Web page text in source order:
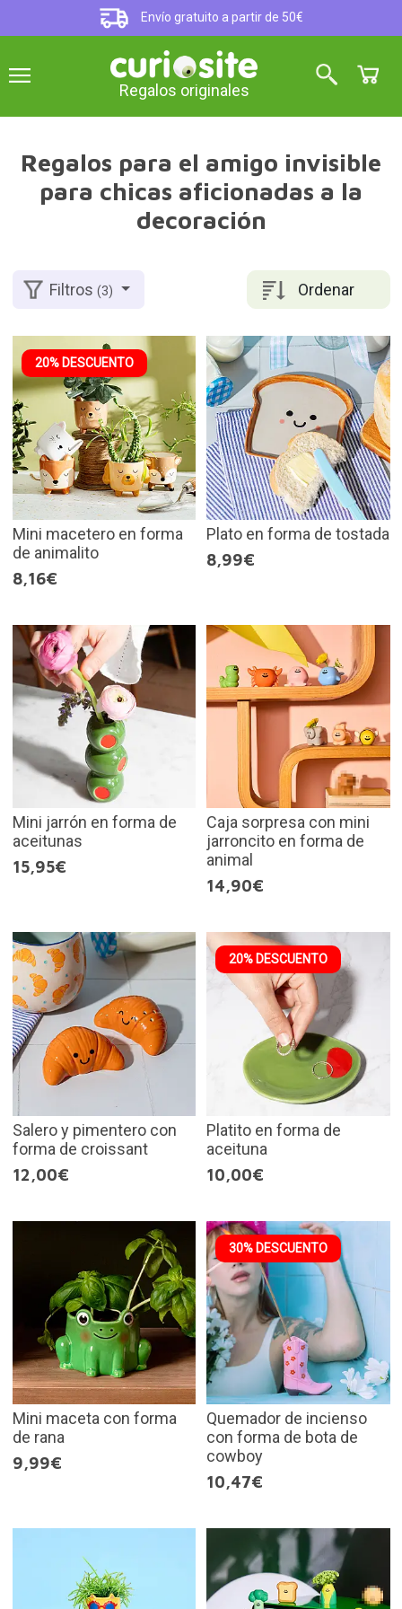
Envío gratuito a partir de 50€
Regalos originales
Regalos para el amigo invisible
para chicas aficionadas a la
decoración
Ordenar
Filtros(3)
20% DESCUENTO
Mini macetero en forma
de animalito
8,16€
Plato en forma de tostada
8,99€
Mini jarrón en forma de
aceitunas
15,95€
Caja sorpresa con mini
jarroncito en forma de
animal
14,90€
Salero y pimentero con
forma de croissant
12,00€
20% DESCUENTO
Platito en forma de
aceituna
10,00€
Mini maceta con forma
de rana
9,99€
30% DESCUENTO
Quemador de incienso
con forma de bota de
cowboy
10,47€